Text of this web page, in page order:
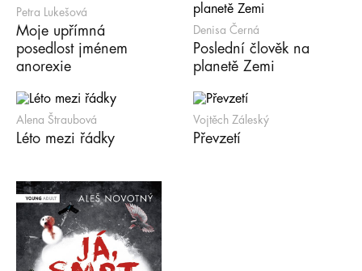
Petra Lukešová
Moje upřímná
posedlost jménem
anorexie
Denisa Černá
Poslední člověk na
planetě Zemi
Alena Štraubová
Léto mezi řádky
Vojtěch Záleský
Převzetí